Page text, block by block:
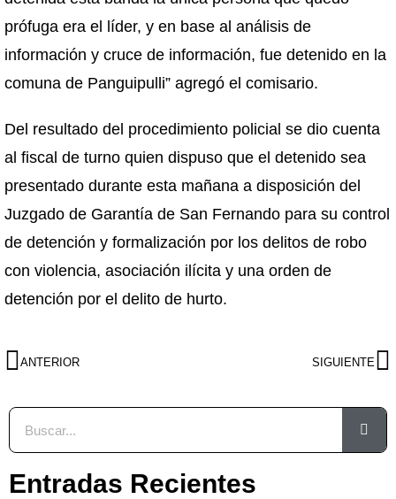
prófuga era el líder, y en base al análisis de
información y cruce de información, fue detenido en la
comuna de Panguipulli” agregó el comisario.
Del resultado del procedimiento policial se dio cuenta
al fiscal de turno quien dispuso que el detenido sea
presentado durante esta mañana a disposición del
Juzgado de Garantía de San Fernando para su control
de detención y formalización por los delitos de robo
con violencia, asociación ilícita y una orden de
detención por el delito de hurto.
ANTERIOR SIGUIENTE
Entradas Recientes